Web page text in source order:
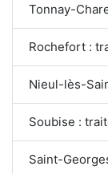
Tonnay-
Rochefort :
Nieul-lès-
Soubise :
Saint-